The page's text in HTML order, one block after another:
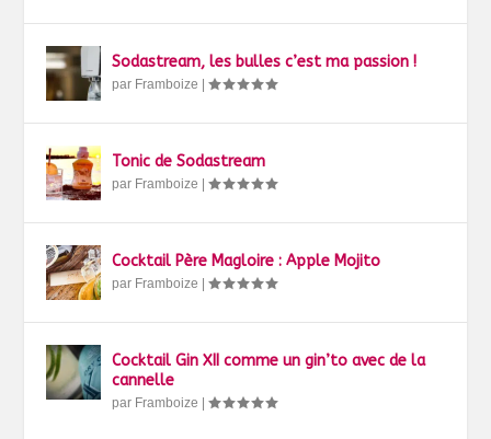
Sodastream, les bulles c’est ma passion !
par Framboize |
Tonic de Sodastream
par Framboize |
Cocktail Père Magloire : Apple Mojito
par Framboize |
Cocktail Gin XII comme un gin’to avec de la
cannelle
par Framboize |